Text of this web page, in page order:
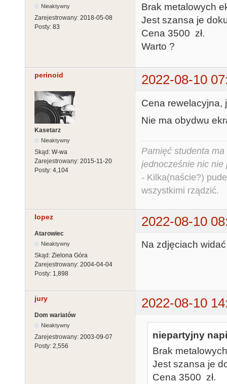
Nieaktywny
Zarejestrowany: 2018-05-08
Posty: 83
Brak metalowych
Jest szansa je
Cena 3500 zł.
Warto ?
perinoid 2022-08-10
Kasetarz
Nieaktywny
Skąd: W-wa
Zarejestrowany: 2015-11-20
Posty: 4,104
Cena rewelacyjna,
Nie ma obydwu
Pamięć studenta
jednocześnie nic nie
- Kilka(naście?)
wszystkimi rządzić.
lopez 2022-08-10
Atarowiec
Nieaktywny
Skąd: Zielona Góra
Zarejestrowany: 2004-04-04
Posty: 1,898
Na zdjęciach
jury 2022-08-10
Dom wariatów
Nieaktywny
Zarejestrowany: 2003-09-07
Posty: 2,556
niepartyjny
Brak
Jest szansa je
Cena 3500 zł.